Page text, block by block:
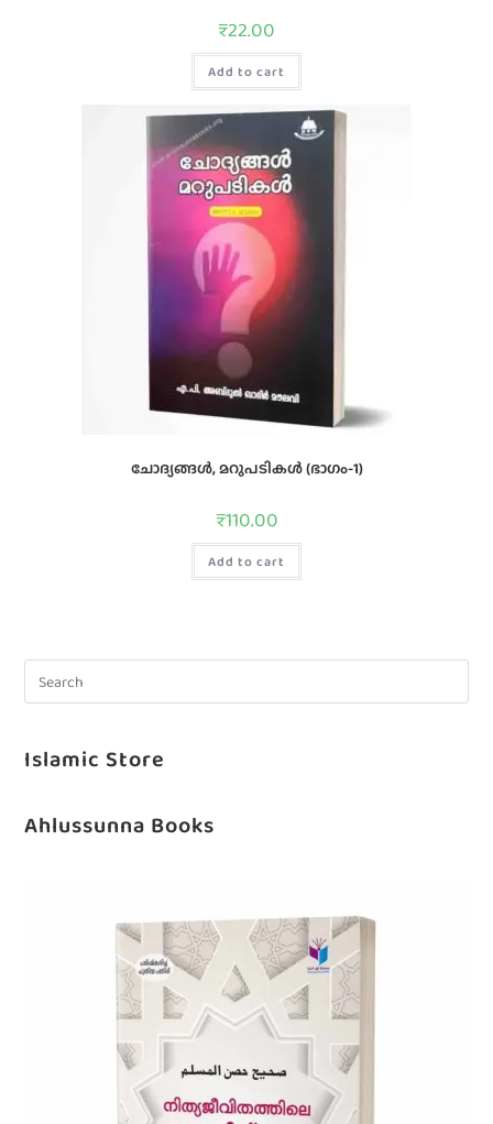
₹22.00
Add to cart
ചോദ്യങ്ങൾ, മറുപടികൾ (ഭാഗം-1)
₹110.00
Add to cart
Islamic Store
Ahlussunna Books